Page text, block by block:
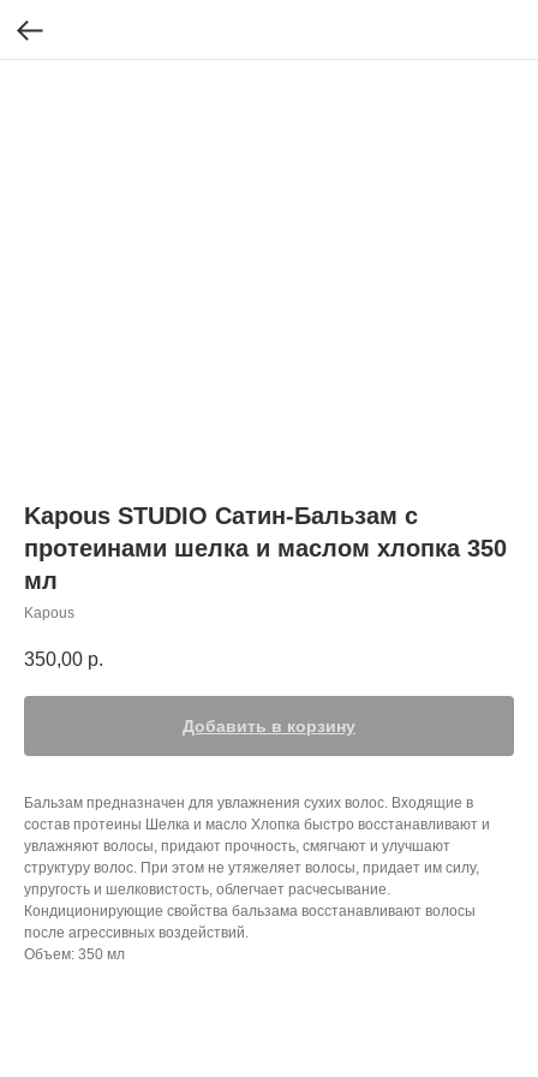
Kapous STUDIO Сатин-Бальзам с
протеинами шелка и маслом хлопка 350
мл
Kapous
350,00 р.
Добавить в корзину
Бальзам пре­дназначен для увлажнения сухих волос. Вхо­дящие в
состав протеины Шелка и масло Хло­пка быстро восстанавливают и
увла­жняют волосы, придают прочность, смя­гчают и улучшают
структуру волос. При этом не утя­желяет волосы, придает им силу,
упру­гость и шелковистость, облегчает расче­сывание.
Кондиционирующие свойства бальза­ма восстанавливают волосы
после агре­ссивных воздействий.
Объем: 350 мл